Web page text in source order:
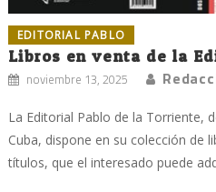
EDITORIAL PABLO
Libros en venta de la
noviembre 13, 2025
La Editorial Pablo de la Torriente,
Cuba, dispone en su colección de
títulos, que el interesado puede